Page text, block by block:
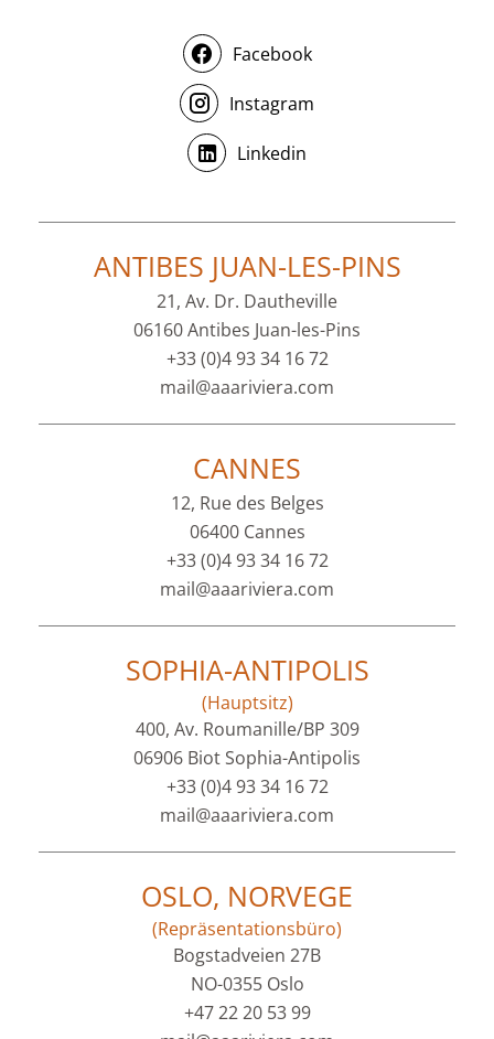
Facebook
Instagram
Linkedin
ANTIBES JUAN-LES-PINS
21, Av. Dr. Dautheville
06160 Antibes Juan-les-Pins
+33 (0)4 93 34 16 72
mail@aaariviera.com
CANNES
12, Rue des Belges
06400 Cannes
+33 (0)4 93 34 16 72
mail@aaariviera.com
SOPHIA-ANTIPOLIS
(Hauptsitz)
400, Av. Roumanille/BP 309
06906 Biot Sophia-Antipolis
+33 (0)4 93 34 16 72
mail@aaariviera.com
OSLO, NORVEGE
(Repräsentationsbüro)
Bogstadveien 27B
NO-0355 Oslo
+47 22 20 53 99